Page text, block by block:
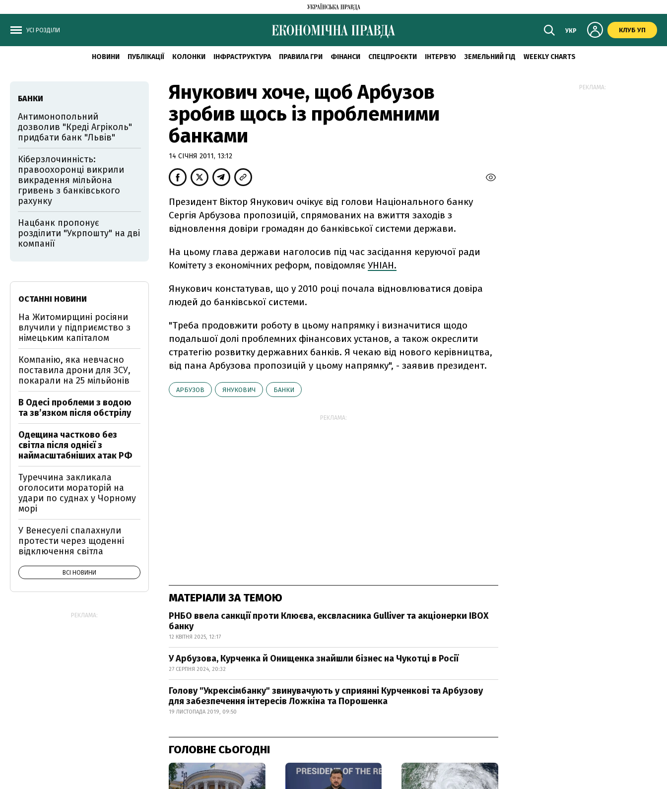
УСІ РОЗДІЛИ УКР КЛУБ УП
НОВИНИ ПУБЛІКАЦІЇ КОЛОНКИ ІНФРАСТРУКТУРА ПРАВИЛА ГРИ ФІНАНСИ СПЕЦПРОЄКТИ ІНТЕРВ'Ю ЗЕМЕЛЬНИЙ ГІД WEEKLY CHARTS
Янукович хоче, щоб Арбузов
зробив щось із проблемними
банками
14 СІЧНЯ 2011, 13:12
Президент Віктор Янукович очікує від голови Національного банку
Сергія Арбузова пропозицій, спрямованих на вжиття заходів з
відновлення довіри громадян до банківської системи держави.
На цьому глава держави наголосив під час засідання керуючої ради
Комітету з економічних реформ, повідомляє УНІАН.
Янукович констатував, що у 2010 році почала відновлюватися довіра
людей до банківської системи.
"Треба продовжити роботу в цьому напрямку і визначитися щодо
подальшої долі проблемних фінансових установ, а також окреслити
стратегію розвитку державних банків. Я чекаю від нового керівництва,
від пана Арбузова пропозицій у цьому напрямку", - заявив президент.
АРБУЗОВ ЯНУКОВИЧ БАНКИ
РЕКЛАМА:
МАТЕРІАЛИ ЗА ТЕМОЮ
РНБО ввела санкції проти Клюєва, ексвласника Gulliver та акціонерки IBOX
банку
12 КВІТНЯ 2025, 12:17
У Арбузова, Курченка й Онищенка знайшли бізнес на Чукотці в Росії
27 СЕРПНЯ 2024, 20:32
Голову "Укрексімбанку" звинувачують у сприянні Курченкові та Арбузову
для забезпечення інтересів Ложкіна та Порошенка
19 ЛИСТОПАДА 2019, 09:50
ГОЛОВНЕ СЬОГОДНІ
БАНКИ
Антимонопольний
дозволив "Креді Агріколь"
придбати банк "Львів"
Кіберзлочинність:
правоохоронці викрили
викрадення мільйона
гривень з банківського
рахунку
Нацбанк пропонує
розділити "Укрпошту" на дві
компанії
ОСТАННІ НОВИНИ
На Житомирщині росіяни
влучили у підприємство з
німецьким капіталом
Компанію, яка невчасно
поставила дрони для ЗСУ,
покарали на 25 мільйонів
В Одесі проблеми з водою
та звʼязком після обстрілу
Одещина частково без
світла після однієї з
наймасштабніших атак РФ
Туреччина закликала
оголосити мораторій на
удари по суднах у Чорному
морі
У Венесуелі спалахнули
протести через щоденні
відключення світла
ВСІ НОВИНИ
РЕКЛАМА:
РЕКЛАМА: